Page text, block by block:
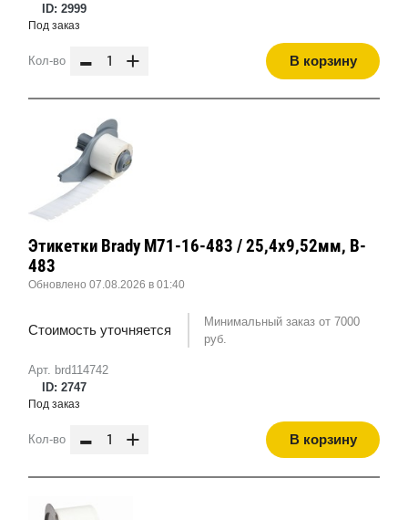
ID: 2999
Под заказ
Кол-во - + В корзину
Арт. brd114742
ID: 2747
Этикетки Brady M71-16-483 / 25,4x9,52мм, B-
483
Обновлено 07.08.2026 в 01:40
Стоимость уточняется
Минимальный заказ от 7000
руб.
Под заказ
Кол-во - + В корзину